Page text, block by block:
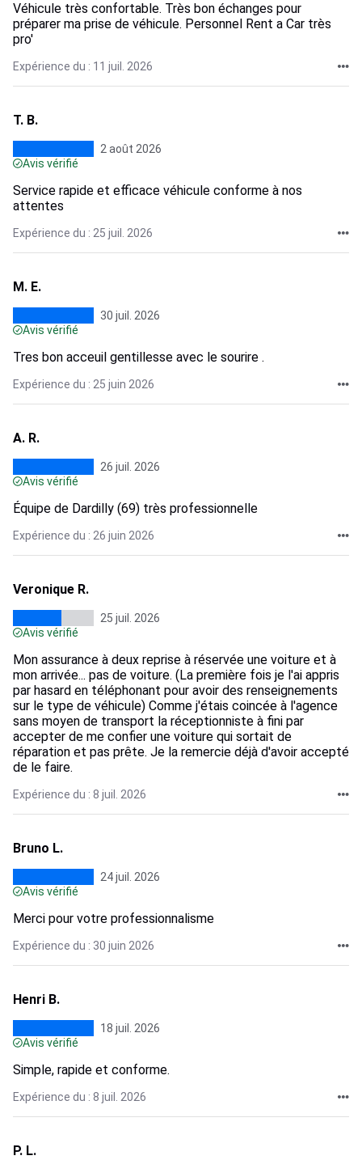
Véhicule très confortable. Très bon échanges pour
préparer ma prise de véhicule. Personnel Rent a Car très
pro'
Expérience du : 11 juil. 2026
T. B.
2 août 2026
Avis vérifié
Service rapide et efficace véhicule conforme à nos
attentes
Expérience du : 25 juil. 2026
M. E.
30 juil. 2026
Avis vérifié
Tres bon acceuil gentillesse avec le sourire .
Expérience du : 25 juin 2026
A. R.
26 juil. 2026
Avis vérifié
Équipe de Dardilly (69) très professionnelle
Expérience du : 26 juin 2026
Veronique R.
25 juil. 2026
Avis vérifié
Mon assurance à deux reprise à réservée une voiture et à
mon arrivée... pas de voiture. (La première fois je l'ai appris
par hasard en téléphonant pour avoir des renseignements
sur le type de véhicule) Comme j'étais coincée à l'agence
sans moyen de transport la réceptionniste à fini par
accepter de me confier une voiture qui sortait de
réparation et pas prête. Je la remercie déjà d'avoir accepté
de le faire.
Expérience du : 8 juil. 2026
Bruno L.
24 juil. 2026
Avis vérifié
Merci pour votre professionnalisme
Expérience du : 30 juin 2026
Henri B.
18 juil. 2026
Avis vérifié
Simple, rapide et conforme.
Expérience du : 8 juil. 2026
P. L.